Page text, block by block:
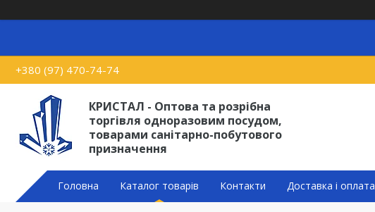
+380 (97) 470-74-74
КРИСТАЛ - Оптова та розрібна
торгівля одноразовим посудом,
товарами санітарно-побутового
призначення
Головна Каталог товарів Контакти Доставка і оплата